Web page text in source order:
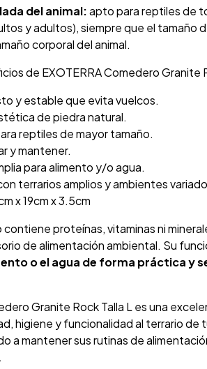
del animal:apto para reptiles de
y adultos), siempre que el tamaño
corporal del animal.
de EXOTERRA Comedero Granite
y estable que evita vuelcos.
de piedra natural.
reptiles de mayor tamaño.
y mantener.
para alimento y/o agua.
terrarios amplios y ambientes
x 19cm x 3.5cm
proteínas, vitaminas ni
de alimentación ambiental. Su
o el agua de forma práctica y
Granite Rock Talla L es una
higiene y funcionalidad al terrario de
a mantener sus rutinas de